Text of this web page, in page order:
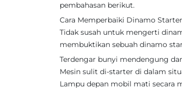
pembahasan berikut.
Cara Memperbaiki Dinamo
Tidak susah untuk mengerti
membuktikan sebuah dinamo
Terdengar bunyi mendengung
Mesin sulit di-starter di dalam
Lampu depan mobil mati secara